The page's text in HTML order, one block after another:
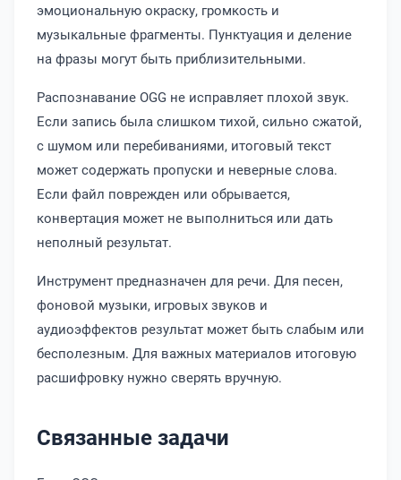
эмоциональную окраску, громкость и
музыкальные фрагменты. Пунктуация и деление
на фразы могут быть приблизительными.
Распознавание OGG не исправляет плохой звук.
Если запись была слишком тихой, сильно сжатой,
с шумом или перебиваниями, итоговый текст
может содержать пропуски и неверные слова.
Если файл поврежден или обрывается,
конвертация может не выполниться или дать
неполный результат.
Инструмент предназначен для речи. Для песен,
фоновой музыки, игровых звуков и
аудиоэффектов результат может быть слабым или
бесполезным. Для важных материалов итоговую
расшифровку нужно сверять вручную.
Связанные задачи